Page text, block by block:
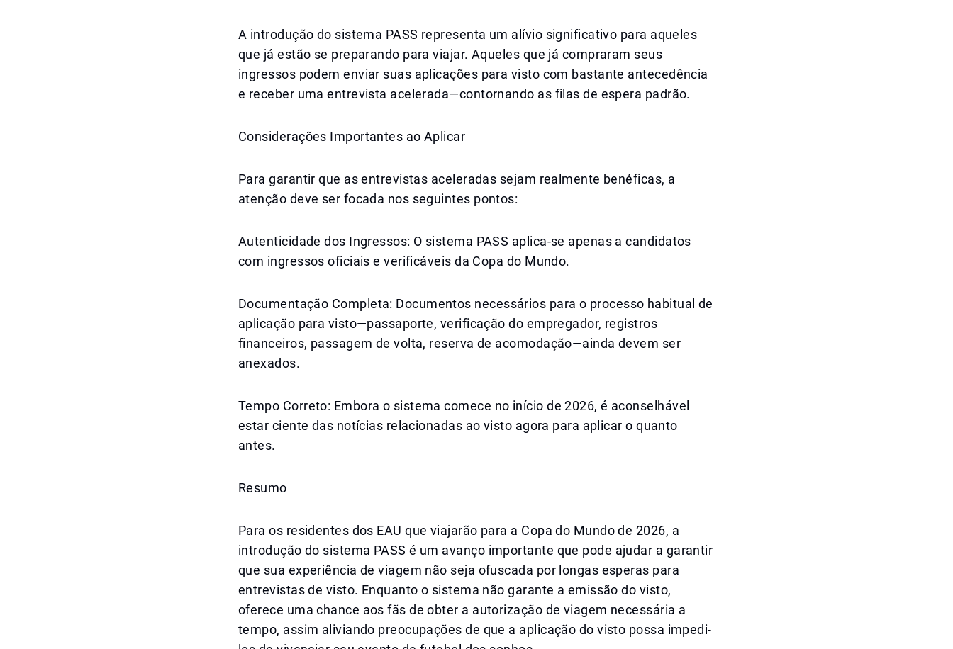
A introdução do sistema PASS representa um alívio significativo para aqueles
que já estão se preparando para viajar. Aqueles que já compraram seus
ingressos podem enviar suas aplicações para visto com bastante antecedência
e receber uma entrevista acelerada—contornando as filas de espera padrão.
Considerações Importantes ao Aplicar
Para garantir que as entrevistas aceleradas sejam realmente benéficas, a
atenção deve ser focada nos seguintes pontos:
Autenticidade dos Ingressos: O sistema PASS aplica-se apenas a candidatos
com ingressos oficiais e verificáveis da Copa do Mundo.
Documentação Completa: Documentos necessários para o processo habitual de
aplicação para visto—passaporte, verificação do empregador, registros
financeiros, passagem de volta, reserva de acomodação—ainda devem ser
anexados.
Tempo Correto: Embora o sistema comece no início de 2026, é aconselhável
estar ciente das notícias relacionadas ao visto agora para aplicar o quanto
antes.
Resumo
Para os residentes dos EAU que viajarão para a Copa do Mundo de 2026, a
introdução do sistema PASS é um avanço importante que pode ajudar a garantir
que sua experiência de viagem não seja ofuscada por longas esperas para
entrevistas de visto. Enquanto o sistema não garante a emissão do visto,
oferece uma chance aos fãs de obter a autorização de viagem necessária a
tempo, assim aliviando preocupações de que a aplicação do visto possa impedi-